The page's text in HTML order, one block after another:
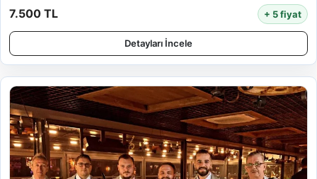
7.500 TL + 5 fiyat
Detayları İncele